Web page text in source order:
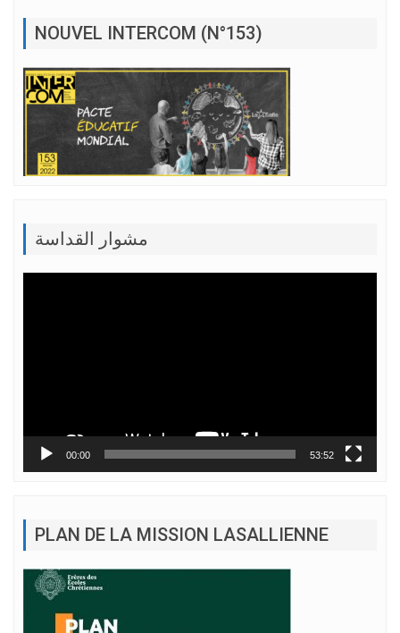
NOUVEL INTERCOM (N°153)
مشوار القداسة
00:00 53:52
PLAN DE LA MISSION LASALLIENNE